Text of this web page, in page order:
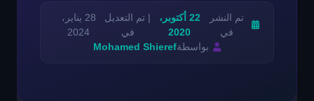
تم النشر
في
22 أكتوبر،
2020
| تم التعديل
في
28 يناير،
2024
بواسطةMohamed Shieref